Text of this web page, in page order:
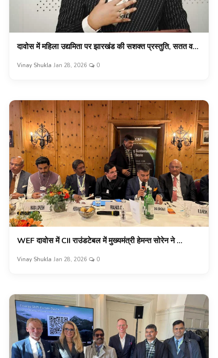
दावोस में महिला उद्यमिता पर झारखंड की सशक्त प्रस्तुति, सतत व...
Vinay Shukla Jan 28, 2026 0
WEF दावोस में CII राउंडटेबल में मुख्यमंत्री हेमन्त सोरेन ने ...
Vinay Shukla Jan 28, 2026 0